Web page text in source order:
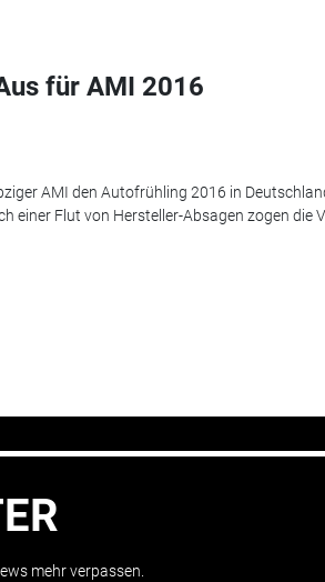
für AMI 2016
AMI den Autofrühling 2016 in
einer Flut von Hersteller-Absagen zogen die
mehr verpassen.